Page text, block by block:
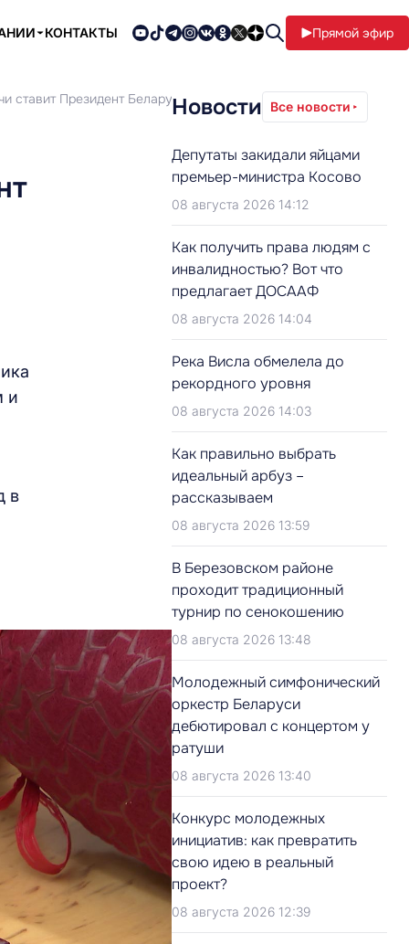
КОНТАКТЫ Прямой эфир
ставит Президент Беларуси перед учёными
и
в
Новости Все новости
Депутаты закидали яйцами
премьер-министра Косово
08 августа 2026 14:12
Как получить права людям с
инвалидностью? Вот что
предлагает ДОСААФ
08 августа 2026 14:04
Река Висла обмелела до
рекордного уровня
08 августа 2026 14:03
Как правильно выбрать
идеальный арбуз –
рассказываем
08 августа 2026 13:59
В Березовском районе
проходит традиционный
турнир по сенокошению
08 августа 2026 13:48
Молодежный симфонический
оркестр Беларуси
дебютировал с концертом у
ратуши
08 августа 2026 13:40
Конкурс молодежных
инициатив: как превратить
свою идею в реальный
проект?
08 августа 2026 12:39